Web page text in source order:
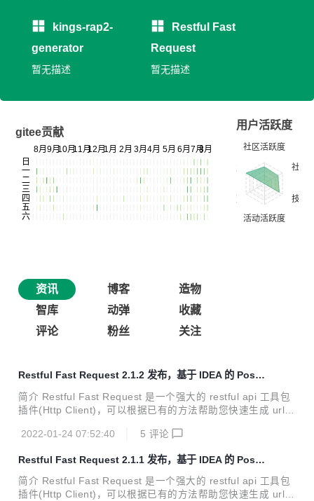
kings-rap2-
generator
暂无描述
Restful Fast
Request
暂无描述
gitee贡献
用户活跃度
资讯 博客
造物
智库
动弹
收藏
评论
粉丝 关注
Restful Fast Request 2.1.2 发布，基于 IDEA 的 Postm
an 插件
简介 Restful Fast Request 是一个强大的 restful api 工具包
插件(Http Client)，可以根据已有的方法帮助您快速生成 url和
具，它有一个漂亮的界面来完成请求、检查服务器响应、存储
码更加快速、方便、简捷。 支持 Spring 体系 (Spring MVC /
Spring Boot) 支持JAX-RS 对标及优势 对比与 HTTP Clien
t，Restful Fast Request不仅拥...
2022-01-24 07:52:40 5 评论
Restful Fast Request 2.1.1 发布，基于 IDEA 的 Postm
an 插件
简介 Restful Fast Request 是一个强大的 restful api 工具包
插件(Http Client)，可以根据已有的方法帮助您快速生成 url和